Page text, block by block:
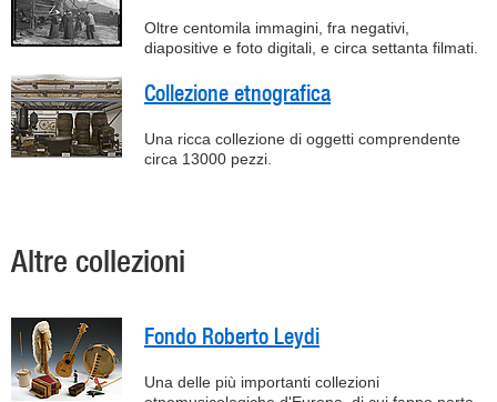
Oltre centomila immagini, fra negativi,
diapositive e foto digitali, e circa settanta filmati.
Collezione etnografica
Una ricca collezione di oggetti comprendente
circa 13000 pezzi.
Altre collezioni
Fondo Roberto Leydi
Una delle più importanti collezioni